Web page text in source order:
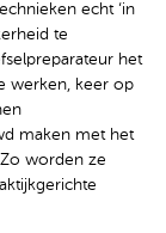
echt ‘in
te
het
werken, keer op
maken met het
worden ze